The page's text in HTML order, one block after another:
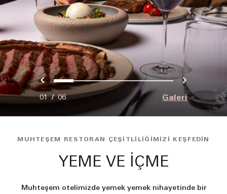
Önceki
0 1 2 3 4 5 Sonraki
01/06 Galeri
MUHTEŞEM RESTORAN ÇEŞITLILIĞIMIZI KEŞFEDIN
YEME VE İÇME
Muhteşem otelimizde yemek yemek nihayetinde bir